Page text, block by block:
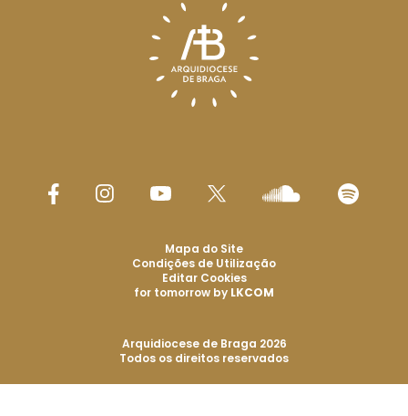
Arquidiocese de Braga 2026
Todos os direitos reservados
Mapa do Site
Condições de Utilização
Editar Cookies
for tomorrow by LKCOM